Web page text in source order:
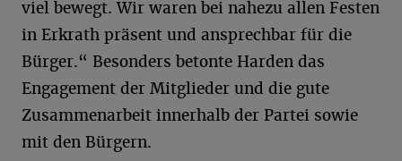
viel bewegt. Wir waren bei nahezu allen Festen
in Erkrath präsent und ansprechbar für die
Bürger.“ Besonders betonte Harden das
Engagement der Mitglieder und die gute
Zusammenarbeit innerhalb der Partei sowie
mit den Bürgern.